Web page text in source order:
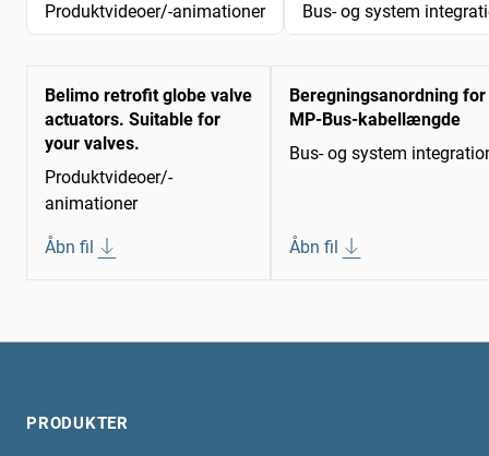
Produktvideoer/-animationer Bus- og system
Belimo retrofit globe valve
actuators. Suitable for
your valves.
Produktvideoer/-
animationer
Åbn fil
Beregningsanordning for
MP-Bus-kabellængde
Bus- og system
Åbn fil
PRODUKTER